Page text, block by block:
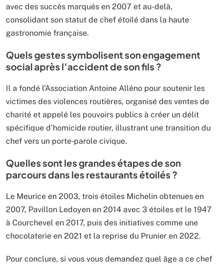
avec des succès marqués en 2007 et au-delà,
consolidant son statut de chef étoilé dans la haute
gastronomie française.
Quels gestes symbolisent son engagement
social après l’accident de son fils ?
Il a fondé l’Association Antoine Alléno pour soutenir les
victimes des violences routières, organisé des ventes de
charité et appelé les pouvoirs publics à créer un délit
spécifique d’homicide routier, illustrant une transition du
chef vers un porte‑parole civique.
Quelles sont les grandes étapes de son
parcours dans les restaurants étoilés ?
Le Meurice en 2003, trois étoiles Michelin obtenues en
2007, Pavillon Ledoyen en 2014 avec 3 étoiles et le 1947
à Courchevel en 2017, puis des initiatives comme une
chocolaterie en 2021 et la reprise du Prunier en 2022.
Pour conclure, si vous vous demandez quel âge a ce chef